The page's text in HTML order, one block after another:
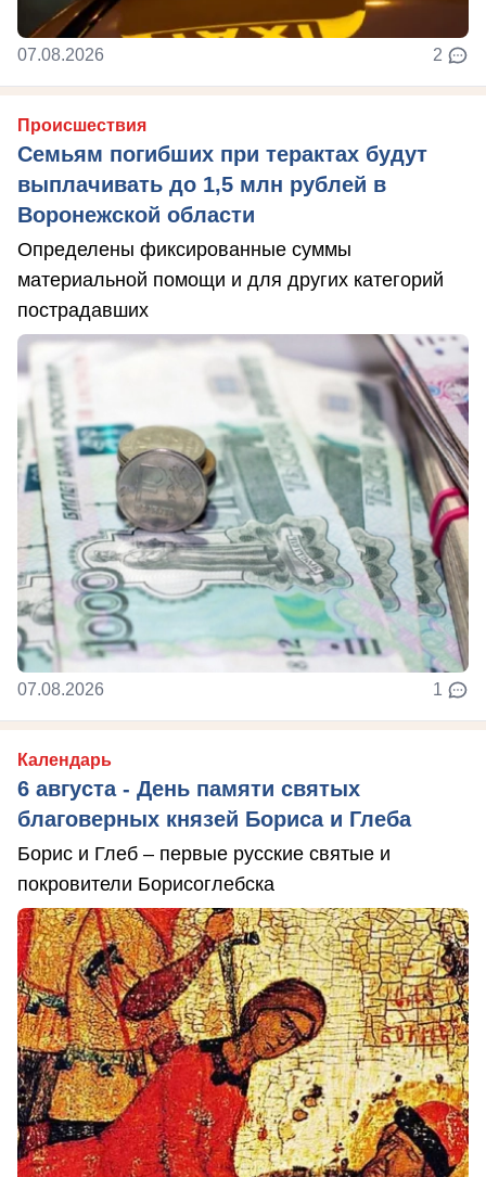
07.08.2026 2
Происшествия
Семьям погибших при терактах будут
выплачивать до 1,5 млн рублей в
Воронежской области
Определены фиксированные суммы
материальной помощи и для других категорий
пострадавших
07.08.2026 1
Календарь
6 августа - День памяти святых
благоверных князей Бориса и Глеба
Борис и Глеб – первые русские святые и
покровители Борисоглебска